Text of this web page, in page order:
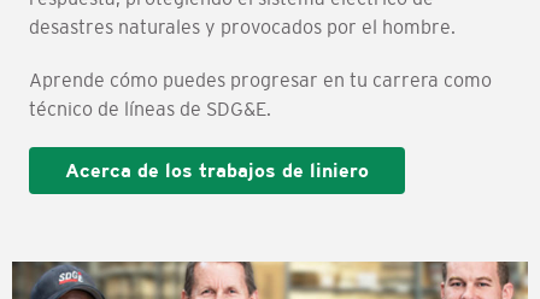
desastres naturales y provocados por el hombre.
Aprende cómo puedes progresar en tu carrera como
técnico de líneas de SDG&E.
Acerca de los trabajos de liniero